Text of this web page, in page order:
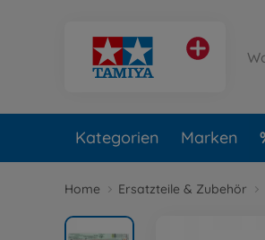
Kategorien Marken
Home Ersatzteile & Zubehör